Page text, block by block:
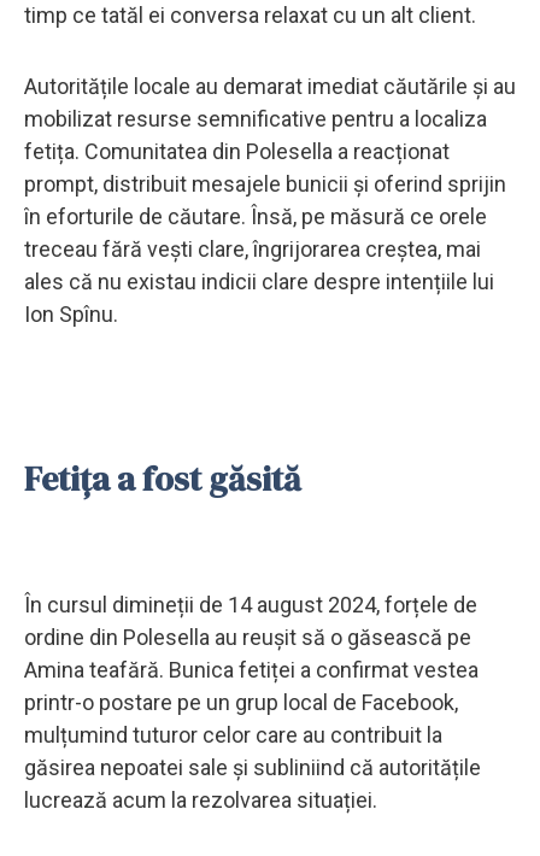
timp ce tatăl ei conversa relaxat cu un alt client.
Autoritățile locale au demarat imediat căutările și au
mobilizat resurse semnificative pentru a localiza
fetița. Comunitatea din Polesella a reacționat
prompt, distribuit mesajele bunicii și oferind sprijin
în eforturile de căutare. Însă, pe măsură ce orele
treceau fără vești clare, îngrijorarea creștea, mai
ales că nu existau indicii clare despre intențiile lui
Ion Spînu.
Fetița a fost găsită
În cursul dimineții de 14 august 2024, forțele de
ordine din Polesella au reușit să o găsească pe
Amina teafără. Bunica fetiței a confirmat vestea
printr-o postare pe un grup local de Facebook,
mulțumind tuturor celor care au contribuit la
găsirea nepoatei sale și subliniind că autoritățile
lucrează acum la rezolvarea situației.